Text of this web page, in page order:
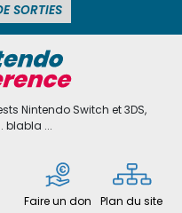
SORTIES
Nintendo Switch et 3DS,
blabla ...
Faire un don Plan du site